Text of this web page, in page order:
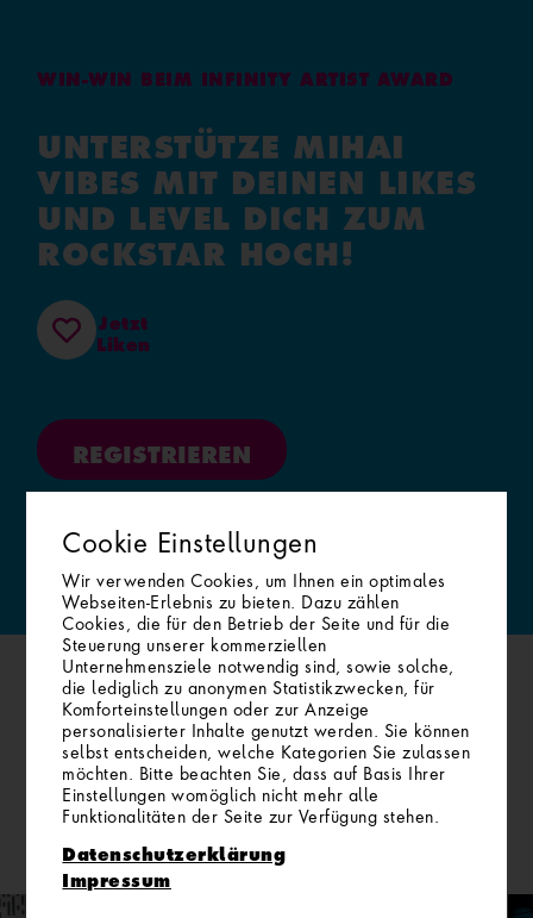
WIN-WIN BEIM INFINITY ARTIST AWARD
UNTERSTÜTZE MIHAI
VIBES MIT DEINEN LIKES
UND LEVEL DICH ZUM
ROCKSTAR HOCH!
REGISTRIEREN
So funktioniert´s
Jetzt
Liken
ÄHNLICHE ARTISTS
NACH GENRE
Cookie Einstellungen
Wir verwenden Cookies, um Ihnen ein optimales
Webseiten-Erlebnis zu bieten. Dazu zählen
Cookies, die für den Betrieb der Seite und für die
Steuerung unserer kommerziellen
Unternehmensziele notwendig sind, sowie solche,
die lediglich zu anonymen Statistikzwecken, für
Komforteinstellungen oder zur Anzeige
personalisierter Inhalte genutzt werden. Sie können
selbst entscheiden, welche Kategorien Sie zulassen
möchten. Bitte beachten Sie, dass auf Basis Ihrer
Einstellungen womöglich nicht mehr alle
Funktionalitäten der Seite zur Verfügung stehen.
Datenschutzerklärung
Impressum